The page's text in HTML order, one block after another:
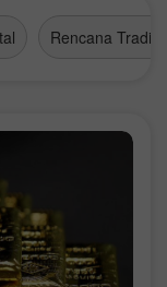
Rencana